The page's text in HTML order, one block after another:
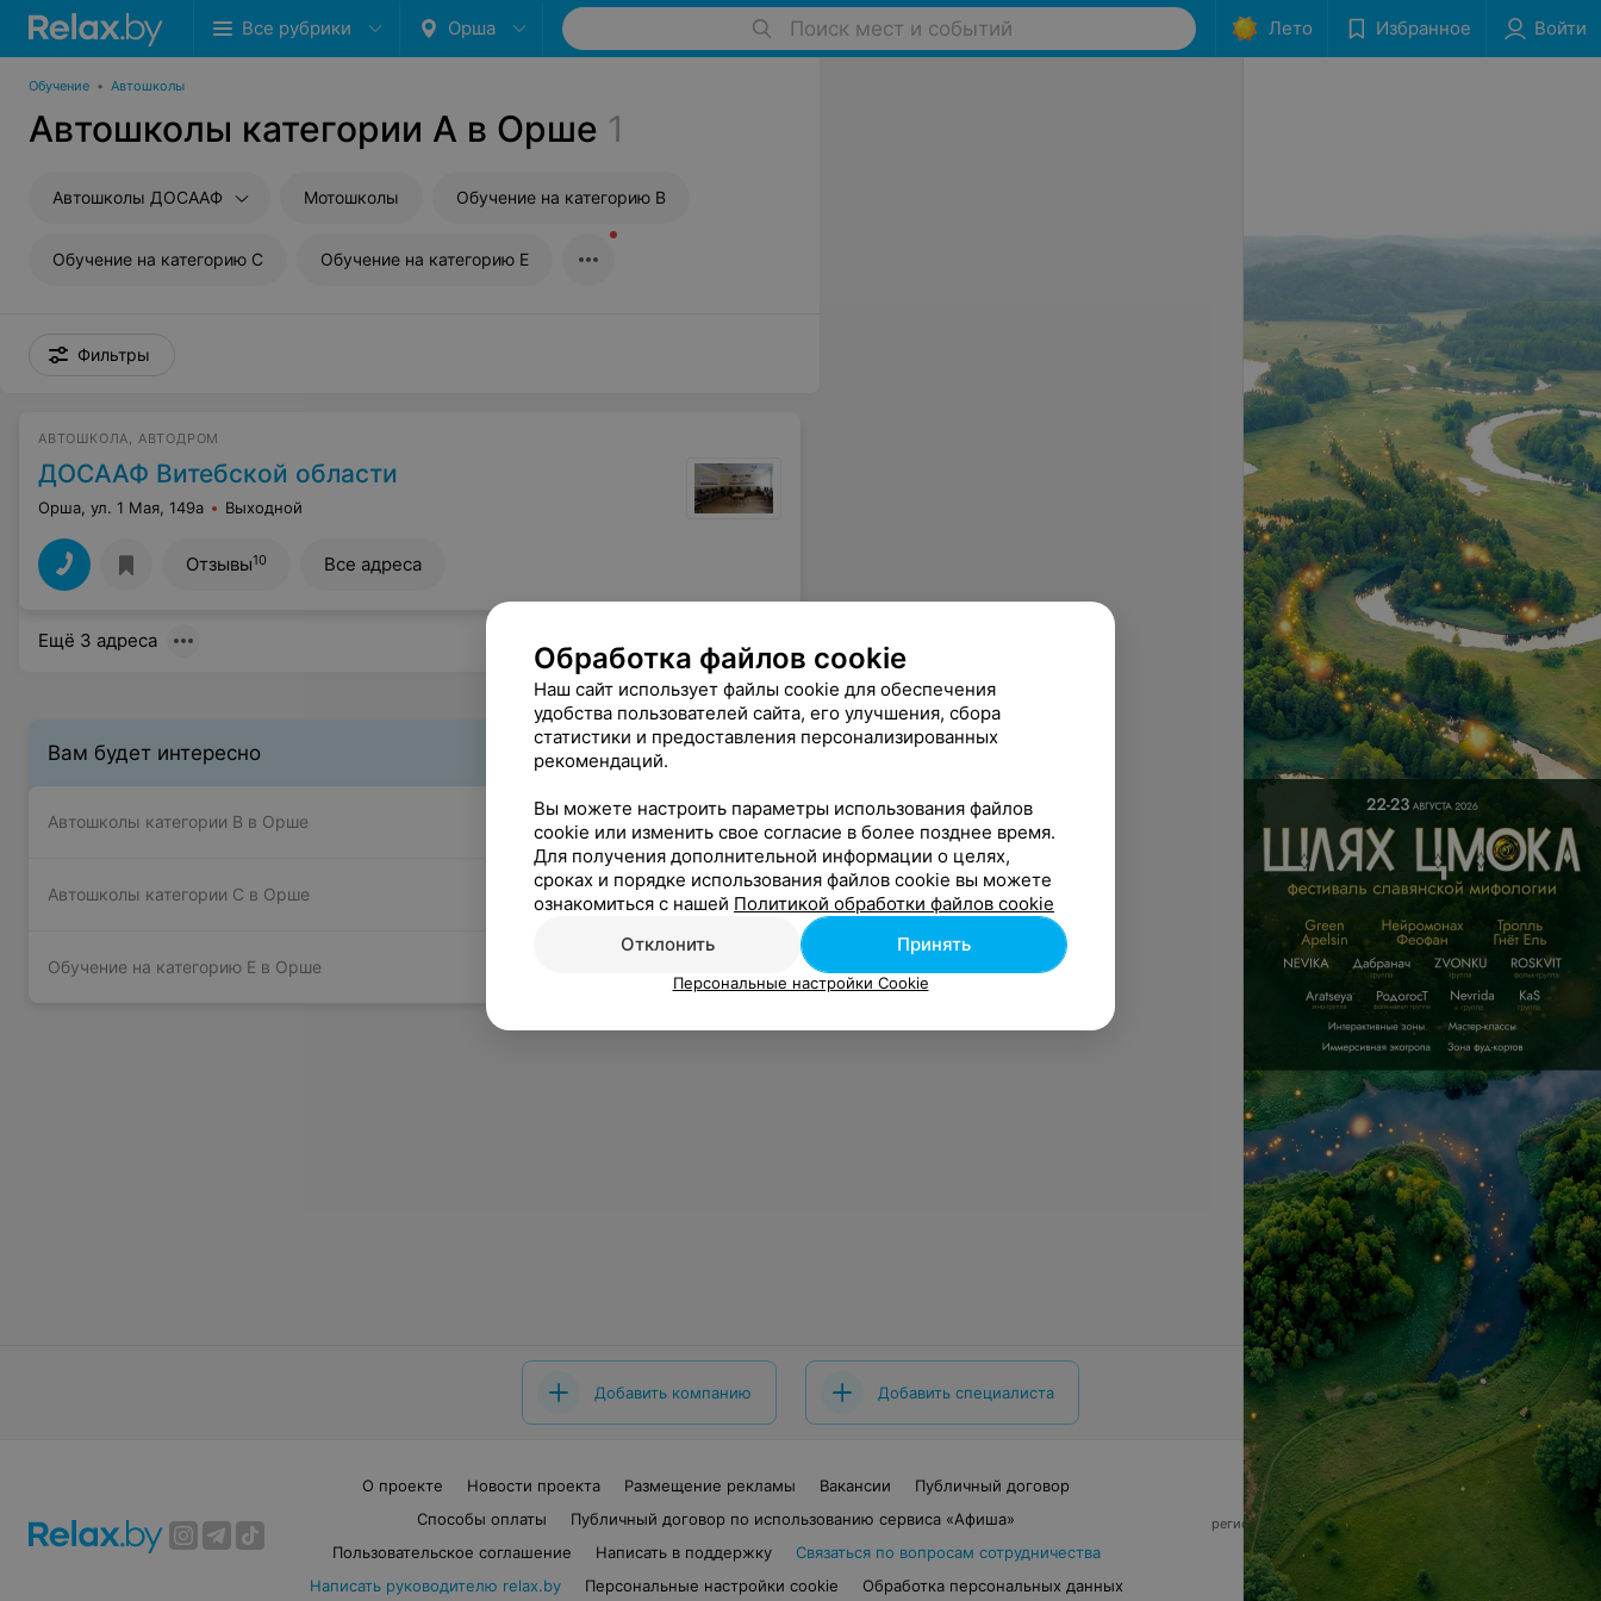
Все рубрики Орша Поиск мест и событий Лето Избранное Войти
Обучение • Автошколы
Автошколы категории A в Орше 1
Автошколы ДОСААФ Мотошколы Обучение на категорию B
Обучение на категорию C Обучение на категорию E
Фильтры
АВТОШКОЛА, АВТОДРОМ
ДОСААФ Витебской области
Орша, ул. 1 Мая, 149а Выходной
Отзывы10 Все адреса
Ещё 3 адреса
Вам будет интересно
Автошколы категории B в Орше
Автошколы категории C в Орше
Обучение на категорию E в Орше
Добавить компанию Добавить специалиста
О проекте Новости проекта Размещение рекламы Вакансии
Публичный договор
Способы оплаты
Публичный договор по использованию сервиса «Афиша»
Пользовательское соглашение
Написать в поддержку
Связаться по вопросам сотрудничества
Написать руководителю relax.by
Персональные настройки cookie Обработка персональных данных
© 2026 ООО «Артокс Лаб», УНП 191700409,
регистрирующий орган - Минский горисполком
220012, Республика Беларусь, г. Минск,
улица Толбухина, 2, пом. 16 | info@relax.by
Обработка файлов cookie
Наш сайт использует файлы cookie для обеспечения
удобства пользователей сайта, его улучшения, сбора
статистики и предоставления персонализированных
рекомендаций.
Вы можете настроить параметры использования файлов
cookie или изменить свое согласие в более позднее время.
Для получения дополнительной информации о целях,
сроках и порядке использования файлов cookie вы можете
ознакомиться с нашей Политикой обработки файлов cookie
Отклонить
Принять
Персональные настройки Cookie